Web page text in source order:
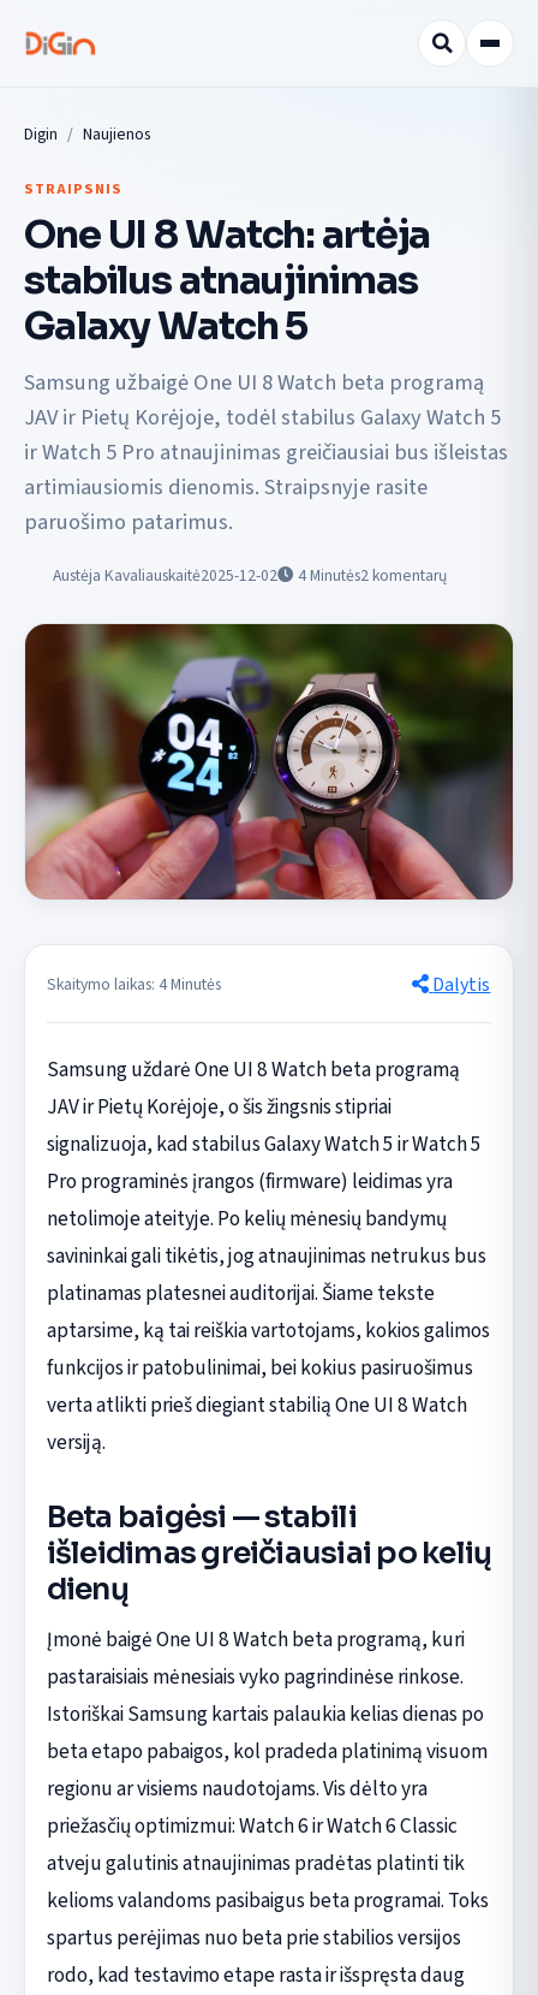
Digin Naujienos
STRAIPSNIS
One UI 8 Watch: artėja
stabilus atnaujinimas
Galaxy Watch 5
Samsung užbaigė One UI 8 Watch beta programą
JAV ir Pietų Korėjoje, todėl stabilus Galaxy Watch 5
ir Watch 5 Pro atnaujinimas greičiausiai bus išleistas
artimiausiomis dienomis. Straipsnyje rasite
paruošimo patarimus.
Austėja Kavaliauskaitė2025-12-02 4Minutės2 komentarų
Skaitymo laikas: 4 Minutės Dalytis
Samsung uždarė One UI 8 Watch beta programą
JAV ir Pietų Korėjoje, o šis žingsnis stipriai
signalizuoja, kad stabilus Galaxy Watch 5 ir Watch 5
Pro programinės įrangos (firmware) leidimas yra
netolimoje ateityje. Po kelių mėnesių bandymų
savininkai gali tikėtis, jog atnaujinimas netrukus bus
platinamas platesnei auditorijai. Šiame tekste
aptarsime, ką tai reiškia vartotojams, kokios galimos
funkcijos ir patobulinimai, bei kokius pasiruošimus
verta atlikti prieš diegiant stabilią One UI 8 Watch
versiją.
Beta baigėsi — stabili
išleidimas greičiausiai po kelių
dienų
Įmonė baigė One UI 8 Watch beta programą, kuri
pastaraisiais mėnesiais vyko pagrindinėse rinkose.
Istoriškai Samsung kartais palaukia kelias dienas po
beta etapo pabaigos, kol pradeda platinimą visuom
regionu ar visiems naudotojams. Vis dėlto yra
priežasčių optimizmui: Watch 6 ir Watch 6 Classic
atveju galutinis atnaujinimas pradėtas platinti tik
kelioms valandoms pasibaigus beta programai. Toks
spartus perėjimas nuo beta prie stabilios versijos
rodo, kad testavimo etape rasta ir išspręsta daug